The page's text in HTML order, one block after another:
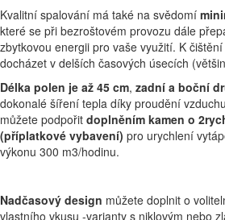
Kvalitní spalování má také na svědomí
které se při bezroštovém provozu dále
zbytkovou energii pro vaše využití. K
docházet v delších časových úsecích
Délka polen je až 45 cm, zadní a boční
dokonalé šíření tepla díky proudění
můžete podpořit doplněním kamen o
(příplatkové vybavení) pro urychlení
výkonu 300 m3/hodinu.
Nadčasový design můžete doplnit o
vlastního vkusu -varianty s niklovým nebo